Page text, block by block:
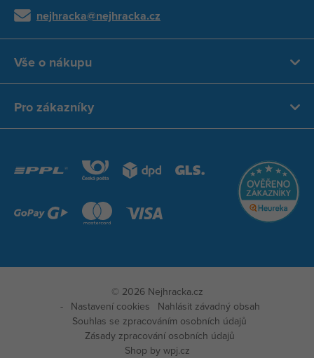
nejhracka@nejhracka.cz
Vše o nákupu
Pro zákazníky
© 2026 Nejhracka.cz
Nastavení cookies
Nahlásit závadný obsah
Souhlas se zpracováním osobních údajů
Zásady zpracování osobních údajů
Shop by wpj.cz